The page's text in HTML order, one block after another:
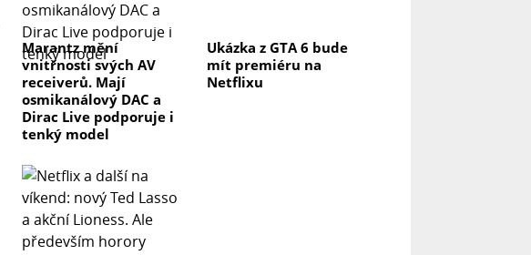
Marantz mění
vnitřnosti svých AV
receiverů. Mají
osmikanálový DAC a
Dirac Live podporuje i
tenký model
Ukázka z GTA 6 bude
mít premiéru na
Netflixu